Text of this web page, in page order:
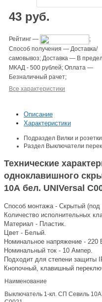
43 руб.
Рейтинг —
;
Способ получения — Доставка/
самовывоз; Доставка — В
МКАД - 500 рублей; Оплата —
Безналичный рачет;
Все характеристики
Описание
Характеристики
Подраздел Вилки и
Раздел Выключатели
Технические
одноклавишного
10А бел. UNIVersal
Способ монтажа - Скрытый (под
Количество исполнительных
Материал - Пластик.
Цвет - Белый.
Номинальное напряжение - 220
Номинальный ток - 10 Ампер.
Подходит для степени защиты
Кнопочный, клавишный
Наименование
Выключатель 1-кл. СП Севиль 10А